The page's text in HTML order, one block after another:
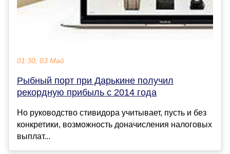
01:30, 03 Май
Рыбный порт при Дарькине получил
рекордную прибыль с 2014 года
Но руководство стивидора учитывает, пусть и без
конкретики, возможность доначисления налоговых
выплат...